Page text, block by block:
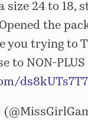
size 24 to 18,
Opened the
you trying to
to NON-
ds8kUTs7T7